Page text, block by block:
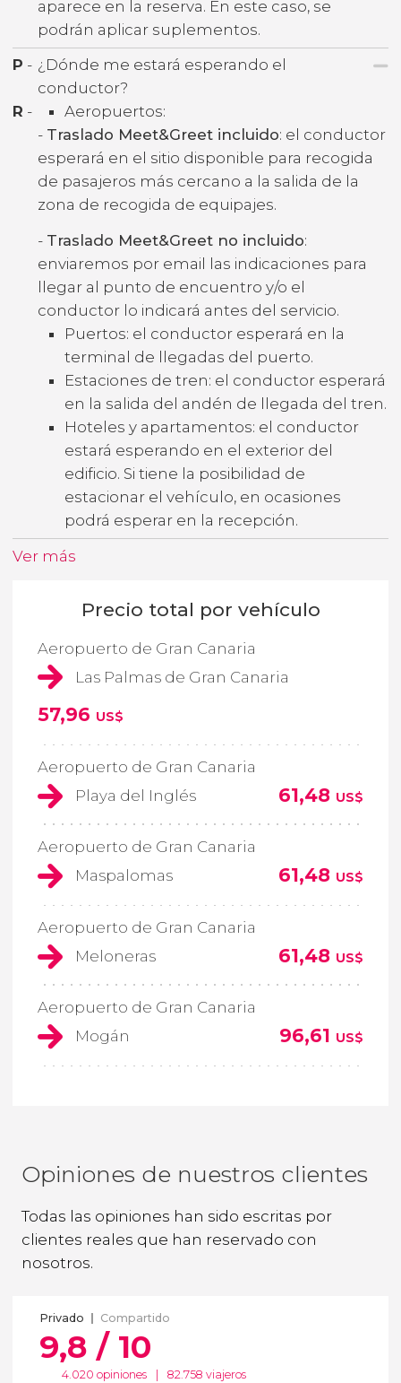
aparece en la reserva. En este caso, se
podrán aplicar suplementos.
P - ¿Dónde me estará esperando el
conductor?
R -
Aeropuertos:
- Traslado Meet&Greet incluido: el conductor
esperará en el sitio disponible para recogida
de pasajeros más cercano a la salida de la
zona de recogida de equipajes.
- Traslado Meet&Greet no incluido:
enviaremos por email las indicaciones para
llegar al punto de encuentro y/o el
conductor lo indicará antes del servicio.
Puertos: el conductor esperará en la
terminal de llegadas del puerto.
Estaciones de tren: el conductor esperará
en la salida del andén de llegada del tren.
Hoteles y apartamentos: el conductor
estará esperando en el exterior del
edificio. Si tiene la posibilidad de
estacionar el vehículo, en ocasiones
podrá esperar en la recepción.
Ver más
Precio total por vehículo
Aeropuerto de Gran Canaria
Las Palmas de Gran Canaria
57,96 US$
Aeropuerto de Gran Canaria
Playa del Inglés
61,48 US$
Aeropuerto de Gran Canaria
Maspalomas
61,48 US$
Aeropuerto de Gran Canaria
Meloneras
61,48 US$
Aeropuerto de Gran Canaria
Mogán
96,61 US$
Opiniones de nuestros clientes
Todas las opiniones han sido escritas por
clientes reales que han reservado con
nosotros.
Privado Compartido
9,8 / 10
4.020 opiniones 82.758 viajeros